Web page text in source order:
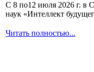
С 8 по12 июля 2026 г. в
наук «Интеллект
Читать полностью...